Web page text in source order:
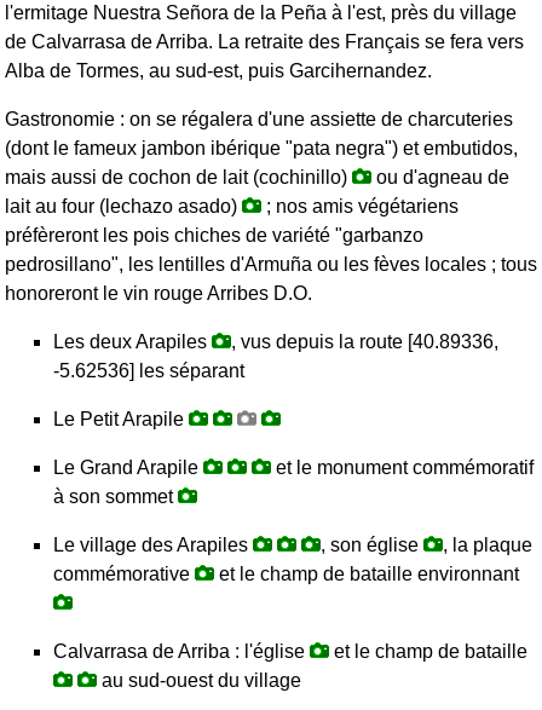
l'ermitage Nuestra Señora de la Peña à l'est, près du village
de Calvarrasa de Arriba. La retraite des Français se fera vers
Alba de Tormes, au sud-est, puis Garcihernandez.
Gastronomie : on se régalera d'une assiette de charcuteries
(dont le fameux jambon ibérique "pata negra") et embutidos,
mais aussi de cochon de lait (cochinillo)
ou d'agneau de
lait au four (lechazo asado)
; nos amis végétariens
préfèreront les pois chiches de variété "garbanzo
pedrosillano", les lentilles d'Armuña ou les fèves locales ; tous
honoreront le vin rouge Arribes D.O.
Les deux Arapiles
, vus depuis la route [40.89336,
-5.62536] les séparant
Le Petit Arapile
Le Grand Arapile
et le monument commémoratif
à son sommet
Le village des Arapiles , son église
, la plaque
commémorative
et le champ de bataille environnant
Calvarrasa de Arriba : l'église
et le champ de bataille
au sud-ouest du village